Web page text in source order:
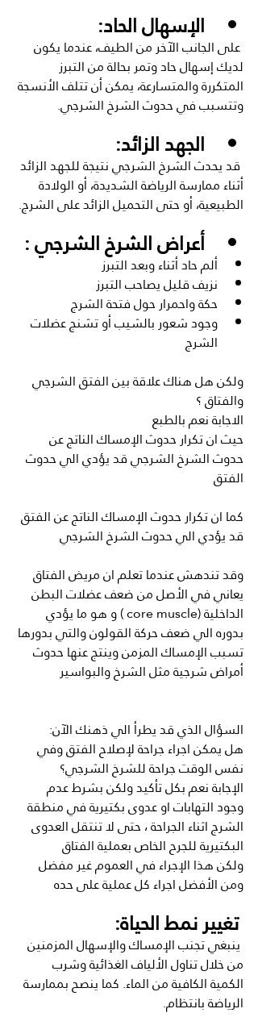
الإسهال الحاد:
على الجانب الآخر من الطيف، عندما يكون
لديك إسهال حاد وتمر بحالة من التبرز
المتكررة والمتسارعة، يمكن أن تتلف الأنسجة
وتتسبب في حدوث الشرخ الشرجي.
الجهد الزائد:
قد يحدث الشرخ الشرجي نتيجة للجهد الزائد
أثناء ممارسة الرياضة الشديدة، أو الولادة
الطبيعية، أو حتى التحميل الزائد على الشرج.
أعراض الشرخ الشرجي :
ألم حاد أثناء وبعد التبرز
نزيف قليل يصاحب التبرز
حكة واحمرار حول فتحة الشرج
وجود شعور بالشيب أو تشنج عضلات
الشرج
ولكن هل هناك علاقة بين الفتق الشرجي
والفتاق ؟
الاجابة نعم بالطبع
حيث ان تكرار حدوث الإمساك الناتج عن
حدوث الشرخ الشرجي قد يؤدي الي حدوث
الفتق
كما ان تكرار حدوث الإمساك الناتج عن الفتق
قد يؤدي الي حدوث الشرخ الشرجي
وقد تندهش عندما تعلم ان مريض الفتاق
يعاني في الأصل من ضعف عضلات البطن
الداخلية (core muscle ) و هو ما يؤدي
بدوره الي ضعف حركة القولون والتي بدورها
تسبب الإمساك المزمن وينتج عنها حدوث
أمراض شرجية مثل الشرخ والبواسير
السؤال الذي قد يطرأ الي ذهنك الآن:
هل يمكن اجراء جراحة لإصلاح الفتق وفي
نفس الوقت جراحة للشرخ الشرجي؟
الإجابة نعم بكل تأكيد ولكن بشرط عدم
وجود التهابات او عدوى بكتيرية في منطقة
الشرج اثناء الجراحة ، حتى لا تنتقل العدوى
البكتيرية للجرح الخاص بعملية الفتاق
ولكن هذا الإجراء في العموم غير مفضل
ومن الأفضل اجراء كل عملية على حده
تغيير نمط الحياة:
ينبغي تجنب الإمساك والإسهال المزمنين
من خلال تناول الألياف الغذائية وشرب
الكمية الكافية من الماء. كما ينصح بممارسة
الرياضة بانتظام.